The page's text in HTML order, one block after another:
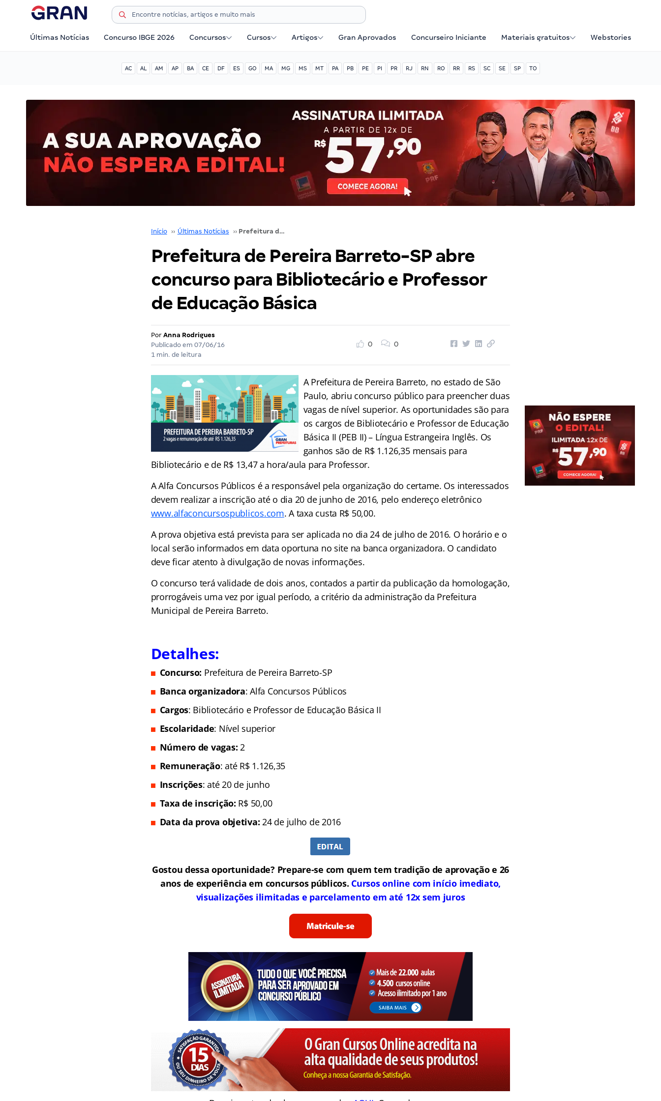
Últimas Notícias Concurso IBGE 2026 Concursos Cursos Artigos Gran Aprovados Concurseiro Iniciante Materiais gratuitos Webstories
AC AL AM AP BA CE DF ES GO MA MG MS MT PA PB PE PI PR RJ RN RO RR RS SC SE SP TO
Início ›› Últimas Notícias ›› Prefeitura de Pereira Barreto-SP abre concurso para Bibliotecário e Professor de Educação Básica
Prefeitura de Pereira Barreto-SP abre
concurso para Bibliotecário e Professor
de Educação Básica
Por Anna Rodrigues
Publicado em 07/06/16
1 min. de leitura
0 0
A Prefeitura de Pereira Barreto, no estado de São
Paulo, abriu concurso público para preencher duas
vagas de nível superior. As oportunidades são para
os cargos de Bibliotecário e Professor de Educação
Básica II (PEB II) – Língua Estrangeira Inglês. Os
ganhos são de R$ 1.126,35 mensais para
Bibliotecário e de R$ 13,47 a hora/aula para Professor.
A Alfa Concursos Públicos é a responsável pela organização do certame. Os interessados
devem realizar a inscrição até o dia 20 de junho de 2016, pelo endereço eletrônico
www.alfaconcursospublicos.com. A taxa custa R$ 50,00.
A prova objetiva está prevista para ser aplicada no dia 24 de julho de 2016. O horário e o
local serão informados em data oportuna no site na banca organizadora. O candidato
deve ficar atento à divulgação de novas informações.
O concurso terá validade de dois anos, contados a partir da publicação da homologação,
prorrogáveis uma vez por igual período, a critério da administração da Prefeitura
Municipal de Pereira Barreto.
Detalhes:
Concurso: Prefeitura de Pereira Barreto-SP
Banca organizadora: Alfa Concursos Públicos
Cargos: Bibliotecário e Professor de Educação Básica II
Escolaridade: Nível superior
Número de vagas:2
Remuneração: até R$ 1.126,35
Inscrições: até 20 de junho
Taxa de inscrição: R$ 50,00
Data da prova objetiva:24 de julho de 2016
Gostou dessa oportunidade? Prepare-se com quem tem tradição de aprovação e 26
anos de experiência em concursos públicos. Cursos online com início imediato,
visualizações ilimitadas e parcelamento em até 12x sem juros